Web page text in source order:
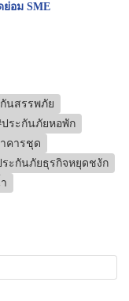
อม SME
นสรรพภัย
ประกันภัยหอพัก
คารชุด
ระกันภัยธุรกิจหยุดชงัก